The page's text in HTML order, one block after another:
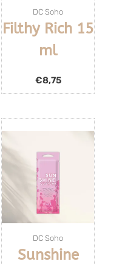
DC Soho
Filthy Rich 15
ml
€8,75
DC Soho
Sunshine